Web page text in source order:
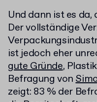
Und dann ist es da,
Der vollständige
ist jedoch eher
gute Gründe,
Befragung von
zeigt: 83 % der